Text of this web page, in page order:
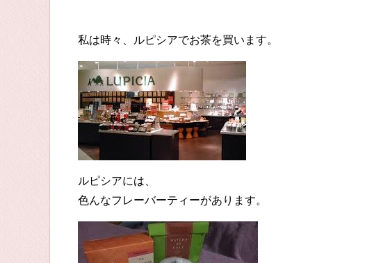
私は時々、ルピシアでお茶を買います。
ルピシアには、
色んなフレーバーティーがあります。